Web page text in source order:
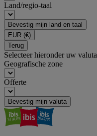
Land/regio-taal
Bevestig mijn land en taal
EUR (€)
Terug
Selecteer hieronder uw valuta
Geografische zone
Offerte
Bevestig mijn valuta